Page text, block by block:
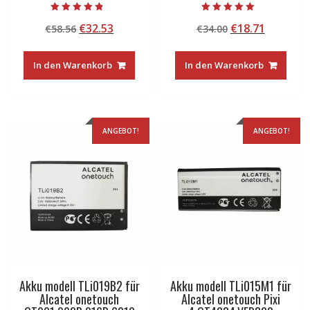
4.50
von 5
€58.56 Ursprünglicher
war:
€58.56
€32.53
ist:
€32.53.
In den Warenkorb
5.00
von 5
€34.00 Ursprünglicher
war:
€34.00
€18.71
ist:
€18.71.
In den Warenkorb
ANGEBOT!
Akku modell TLi019B2 für
Alcatel onetouch
ANGEBOT!
Akku modell TLi015M1 für
Alcatel onetouch Pixi